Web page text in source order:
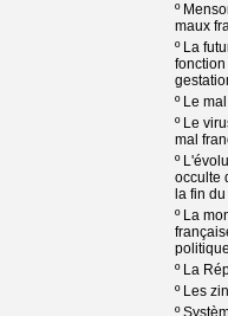
º
maux
º La
º Le
º Le
mal
º
occulte
la fin
º La
º La
º Les
º